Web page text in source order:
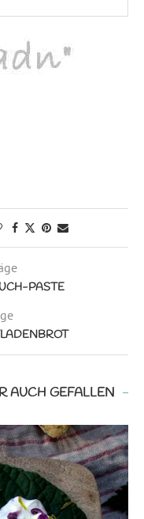
PASTE
AUCH GEFALLEN